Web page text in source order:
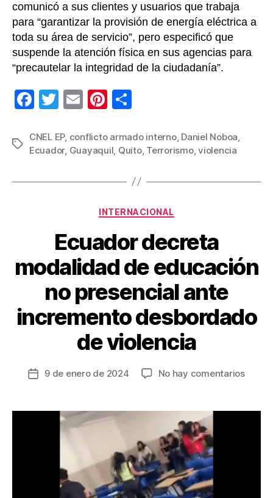
comunicó a sus clientes y usuarios que trabaja
para “garantizar la provisión de energía eléctrica a
toda su área de servicio”, pero especificó que
suspende la atención física en sus agencias para
“precautelar la integridad de la ciudadanía”.
F
c
e
b
T
tt
er
E
ail
Pi
er
e
st
m
p
ar
Etiquetas
CNEL EP, conflicto armado interno, Daniel Noboa
Ecuador, Guayaquil Quito, Terrorismo,violencia
Categorías
INTERNACIONAL
Ecuador decreta
modalidad de educación
no presencial ante
incremento desbordado
de violencia
Fecha
entrada
9 de enero de 2024 No hay comentariosen